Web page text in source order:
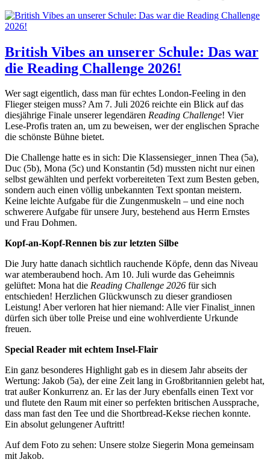
British Vibes an unserer Schule: Das war
die Reading Challenge 2026!
Wer sagt eigentlich, dass man für echtes London-Feeling in den
Flieger steigen muss? Am 7. Juli 2026 reichte ein Blick auf das
diesjährige Finale unserer legendären Reading Challenge! Vier
Lese-Profis traten an, um zu beweisen, wer der englischen Sprache
die schönste Bühne bietet.
Die Challenge hatte es in sich: Die Klassensieger_innen Thea (5a),
Duc (5b), Mona (5c) und Konstantin (5d) mussten nicht nur einen
selbst gewählten und perfekt vorbereiteten Text zum Besten geben,
sondern auch einen völlig unbekannten Text spontan meistern.
Keine leichte Aufgabe für die Zungenmuskeln – und eine noch
schwerere Aufgabe für unsere Jury, bestehend aus Herrn Ernstes
und Frau Dohmen.
Kopf-an-Kopf-Rennen bis zur letzten Silbe
Die Jury hatte danach sichtlich rauchende Köpfe, denn das Niveau
war atemberaubend hoch. Am 10. Juli wurde das Geheimnis
gelüftet: Mona hat die Reading Challenge 2026 für sich
entschieden! Herzlichen Glückwunsch zu dieser grandiosen
Leistung! Aber verloren hat hier niemand: Alle vier Finalist_innen
dürfen sich über tolle Preise und eine wohlverdiente Urkunde
freuen.
Special Reader mit echtem Insel-Flair
Ein ganz besonderes Highlight gab es in diesem Jahr abseits der
Wertung: Jakob (5a), der eine Zeit lang in Großbritannien gelebt hat,
trat außer Konkurrenz an. Er las der Jury ebenfalls einen Text vor
und flutete den Raum mit einer so perfekten britischen Aussprache,
dass man fast den Tee und die Shortbread-Kekse riechen konnte.
Ein absolut gelungener Auftritt!
Auf dem Foto zu sehen: Unsere stolze Siegerin Mona gemeinsam
mit Jakob.